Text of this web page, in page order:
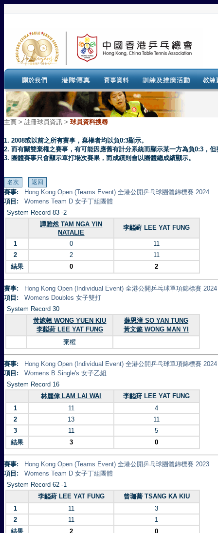
主頁 > 註冊球員資訊 > 球員資料搜尋
1. 2008或以前之所有賽事，棄權者均以負0:3顯示。
2. 而有關雙棄權之賽事，有可能因應舊有計分系統而顯示某一方為負0:3，
3. 團體賽事只會顯示單打場次賽果，而成績則會以團體總成績顯示。
賽事:
Hong Kong Open (Teams Event) 全港公開乒乓球團體錦標賽 2024
項目:
Womens Team D 女子丁組團體
System Record 83 -2
譚雅然 TAM NGA YIN
NATALIE
李齸葑 LEE YAT FUNG
1 0
11
2
2
11
結果
0 2
賽事:
Hong Kong Open (Individual Event) 全港公開乒乓球單項錦標賽 2024
項目:
Womens Doubles 女子雙打
System Record 30
黃婉翹 WONG YUEN KIU
李齸葑 LEE YAT FUNG
蘇恩潼 SO YAN TUNG
黃文懿 WONG MAN YI
棄權
賽事:
Hong Kong Open (Individual Event) 全港公開乒乓球單項錦標賽 2024
項目:
Womens B Single's 女子乙組
System Record 16
林麗偉 LAM LAI WAI
李齸葑 LEE YAT FUNG
1
11
4
2
13
11
3
11
5
結果
3 0
賽事:
Hong Kong Open (Teams Event) 全港公開乒乓球團體錦標賽 2023
項目:
Womens Team D 女子丁組團體
System Record 62 -1
李齸葑 LEE YAT FUNG
曾珈蕎 TSANG KA KIU
1
11
3
2
11
1
結果
2 0